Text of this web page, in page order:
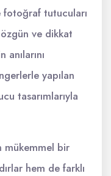
tutucuları
ve dikkat
yapılan
tasarımlarıyla
mükemmel bir
hem de farklı